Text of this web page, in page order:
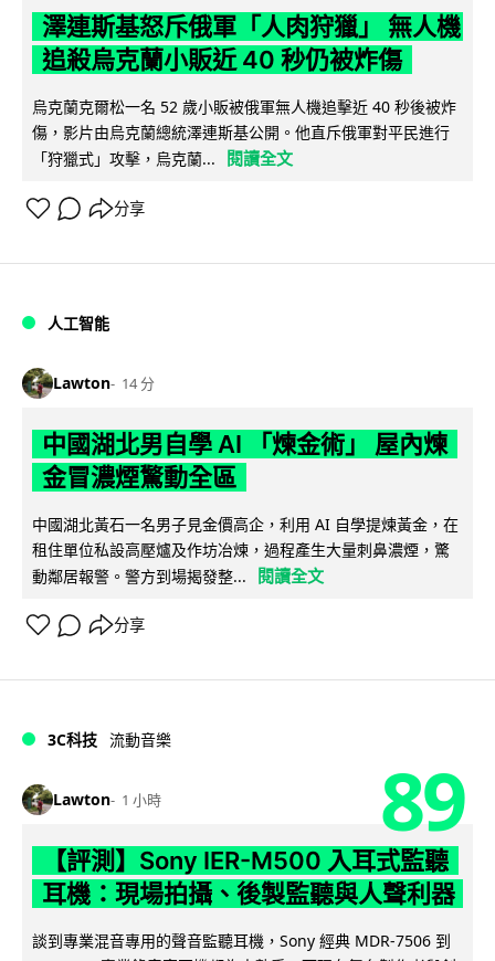
澤連斯基怒斥俄軍「人肉狩獵」 無人機
追殺烏克蘭小販近 40 秒仍被炸傷
烏克蘭克爾松一名 52 歲小販被俄軍無人機追擊近 40 秒後被炸
傷，影片由烏克蘭總統澤連斯基公開。他直斥俄軍對平民進行
「狩獵式」攻擊，烏克蘭...
閱讀全文
分享
人工智能
Lawton 14 分
中國湖北男自學 AI 「煉金術」 屋內煉
金冒濃煙驚動全區
中國湖北黃石一名男子見金價高企，利用 AI 自學提煉黃金，在
租住單位私設高壓爐及作坊冶煉，過程產生大量刺鼻濃煙，驚
動鄰居報警。警方到場揭發整...
閱讀全文
分享
3C科技 流動音樂
Lawton 1 小時 89
【評測】Sony IER-M500 入耳式監聽
耳機：現場拍攝、後製監聽與人聲利器
談到專業混音專用的聲音監聽耳機，Sony 經典 MDR-7506 到